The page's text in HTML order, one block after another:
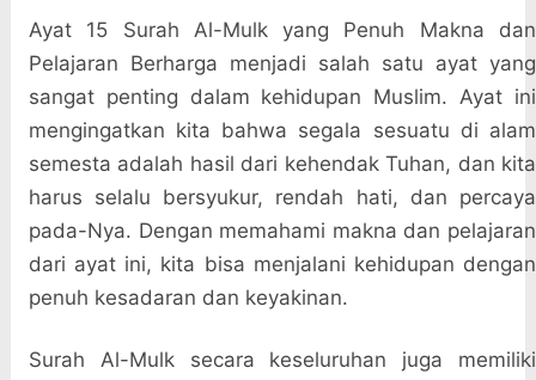
Ayat 15 Surah Al-Mulk yang Penuh Makna dan
Pelajaran Berharga menjadi salah satu ayat yang
sangat penting dalam kehidupan Muslim. Ayat ini
mengingatkan kita bahwa segala sesuatu di alam
semesta adalah hasil dari kehendak Tuhan, dan kita
harus selalu bersyukur, rendah hati, dan percaya
pada-Nya. Dengan memahami makna dan pelajaran
dari ayat ini, kita bisa menjalani kehidupan dengan
penuh kesadaran dan keyakinan.
Surah Al-Mulk secara keseluruhan juga memiliki